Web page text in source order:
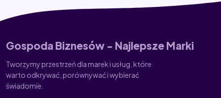
Gospoda Biznesów - Najlepsze Marki
Tworzymy przestrzeń dla marek i usług, które
warto odkrywać, porównywać i wybierać
świadomie.